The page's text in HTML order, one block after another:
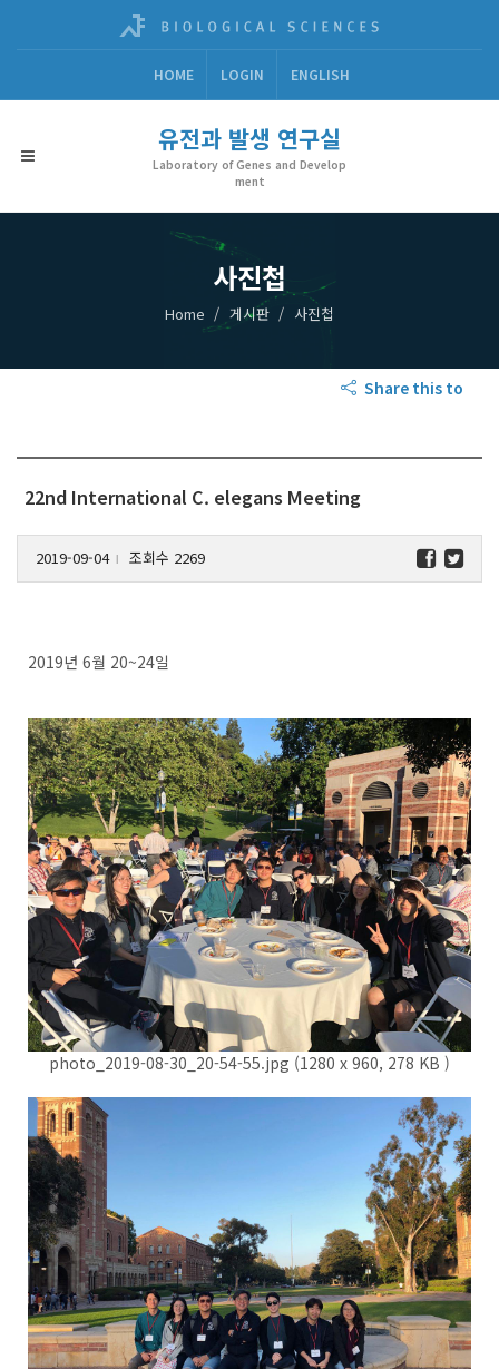
HOME LOGIN ENGLISH
유전과 발생 연구실
Laboratory of Genes and Develop
ment
사진첩
Home 게시판 사진첩
Share this to
22nd International C. elegans Meeting
2019-09-04 l 조회수 2269
2019년 6월 20~24일
photo_2019-08-30_20-54-55.jpg (1280 x 960, 278 KB )